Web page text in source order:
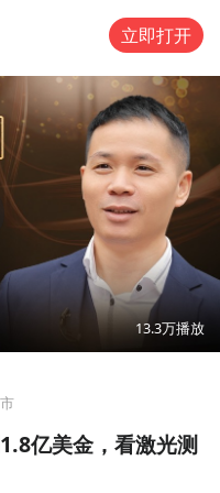
立即打开
15:41
13.3万播放
亿美金，看激光测